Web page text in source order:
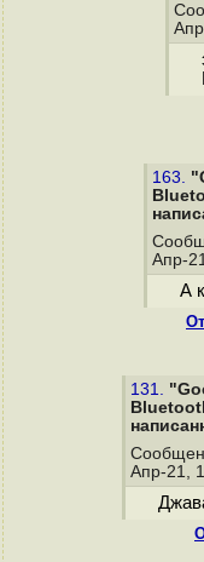
163.
Апр-
А
131.
Апр-21,